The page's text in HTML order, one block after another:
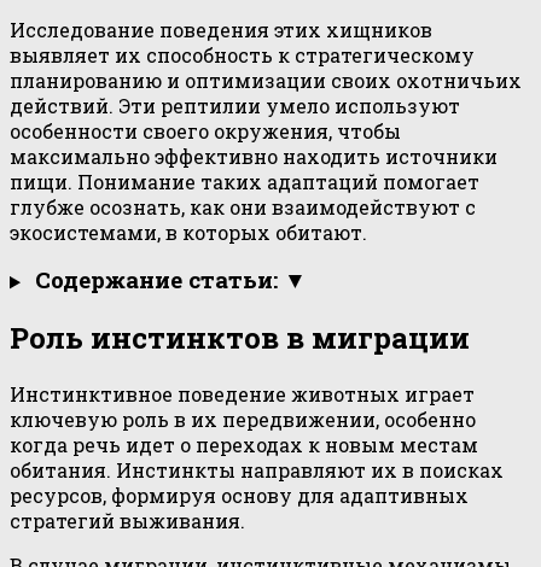
Исследование поведения этих хищников
выявляет их способность к стратегическому
планированию и оптимизации своих охотничьих
действий. Эти рептилии умело используют
особенности своего окружения, чтобы
максимально эффективно находить источники
пищи. Понимание таких адаптаций помогает
глубже осознать, как они взаимодействуют с
экосистемами, в которых обитают.
Содержание статьи: ▼
Роль инстинктов в миграции
Инстинктивное поведение животных играет
ключевую роль в их передвижении, особенно
когда речь идет о переходах к новым местам
обитания. Инстинкты направляют их в поисках
ресурсов, формируя основу для адаптивных
стратегий выживания.